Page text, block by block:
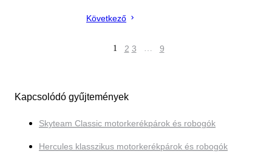
Következő
1 2 3 … 9
Kapcsolódó gyűjtemények
Skyteam Classic motorkerékpárok és robogók
Hercules klasszikus motorkerékpárok és robogók